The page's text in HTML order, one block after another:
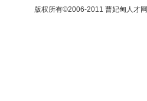
版权所有©2006-2011 曹妃甸人才网